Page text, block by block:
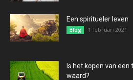
Een spiritueler leven
Blog 1 februari 2021
Is het kopen van een
waard?